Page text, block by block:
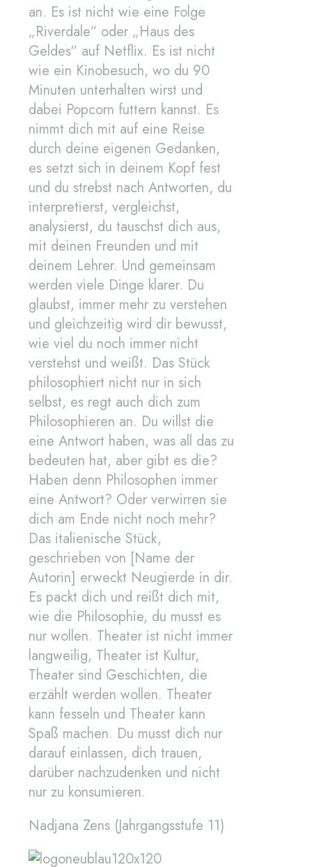
an. Es ist nicht wie eine Folge
„Riverdale“ oder „Haus des
Geldes“ auf Netflix. Es ist nicht
wie ein Kinobesuch, wo du 90
Minuten unterhalten wirst und
dabei Popcorn futtern kannst. Es
nimmt dich mit auf eine Reise
durch deine eigenen Gedanken,
es setzt sich in deinem Kopf fest
und du strebst nach Antworten, du
interpretierst, vergleichst,
analysierst, du tauschst dich aus,
mit deinen Freunden und mit
deinem Lehrer. Und gemeinsam
werden viele Dinge klarer. Du
glaubst, immer mehr zu verstehen
und gleichzeitig wird dir bewusst,
wie viel du noch immer nicht
verstehst und weißt. Das Stück
philosophiert nicht nur in sich
selbst, es regt auch dich zum
Philosophieren an. Du willst die
eine Antwort haben, was all das zu
bedeuten hat, aber gibt es die?
Haben denn Philosophen immer
eine Antwort? Oder verwirren sie
dich am Ende nicht noch mehr?
Das italienische Stück,
geschrieben von [Name der
Autorin] erweckt Neugierde in dir.
Es packt dich und reißt dich mit,
wie die Philosophie, du musst es
nur wollen. Theater ist nicht immer
langweilig, Theater ist Kultur,
Theater sind Geschichten, die
erzählt werden wollen. Theater
kann fesseln und Theater kann
Spaß machen. Du musst dich nur
darauf einlassen, dich trauen,
darüber nachzudenken und nicht
nur zu konsumieren.
Nadjana Zens (Jahrgangsstufe 11)